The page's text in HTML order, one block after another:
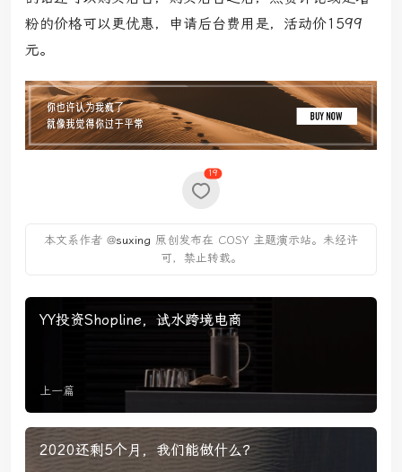
粉的价格可以更优惠，申请后台费用是，活动价1599
元。
19
本文系作者 @suxing 原创发布在 COSY 主题演示站。未经许
可，禁止转载。
YY投资Shopline，试水跨境电商
上一篇
2020还剩5个月，我们能做什么？